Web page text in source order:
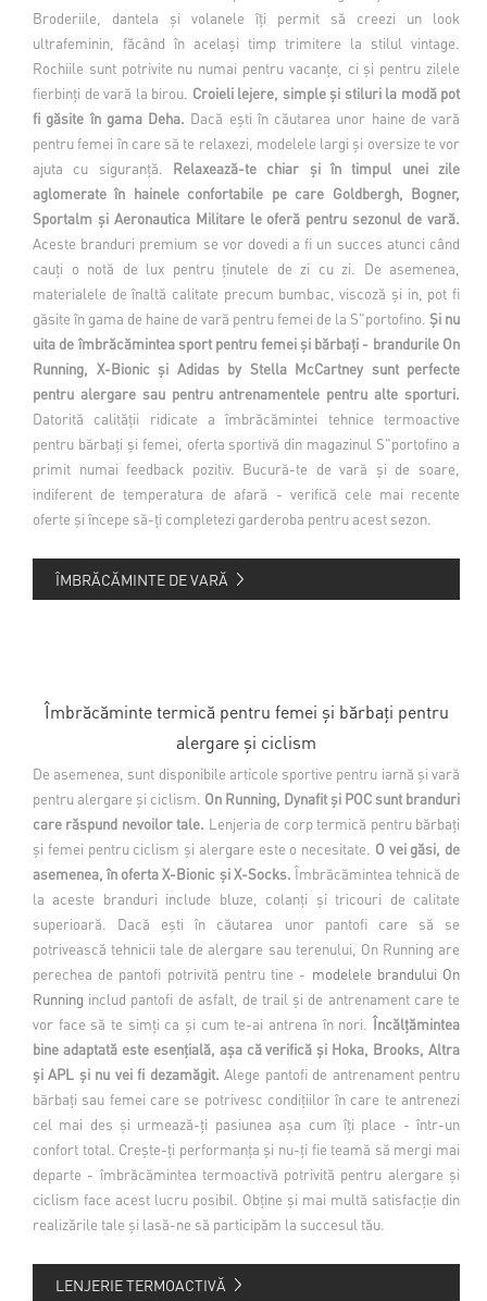
Broderiile, dantela și volanele îți permit să creezi un look
ultrafeminin, făcând în același timp trimitere la stilul vintage.
Rochiile sunt potrivite nu numai pentru vacanțe, ci și pentru zilele
fierbinți de vară la birou. Croieli lejere, simple și stiluri la modă pot
fi găsite în gama Deha. Dacă ești în căutarea unor haine de vară
pentru femei în care să te relaxezi, modelele largi și oversize te vor
ajuta cu siguranță. Relaxează-te chiar și în timpul unei zile
aglomerate în hainele confortabile pe care Goldbergh, Bogner,
Sportalm și Aeronautica Militare le oferă pentru sezonul de vară.
Aceste branduri premium se vor dovedi a fi un succes atunci când
cauți o notă de lux pentru ținutele de zi cu zi. De asemenea,
materialele de înaltă calitate precum bumbac, viscoză și in, pot fi
găsite în gama de haine de vară pentru femei de la S"portofino. Și nu
uita de îmbrăcămintea sport pentru femei și bărbați - brandurile On
Running, X-Bionic și Adidas by Stella McCartney sunt perfecte
pentru alergare sau pentru antrenamentele pentru alte sporturi.
Datorită calității ridicate a îmbrăcămintei tehnice termoactive
pentru bărbați și femei, oferta sportivă din magazinul S"portofino a
primit numai feedback pozitiv. Bucură-te de vară și de soare,
indiferent de temperatura de afară - verifică cele mai recente
oferte și începe să-ți completezi garderoba pentru acest sezon.
ÎMBRĂCĂMINTE DE VARĂ
Îmbrăcăminte termică pentru femei și bărbați pentru
alergare și ciclism
De asemenea, sunt disponibile articole sportive pentru iarnă și vară
pentru alergare și ciclism. On Running, Dynafit și POC sunt branduri
care răspund nevoilor tale. Lenjeria de corp termică pentru bărbați
și femei pentru ciclism și alergare este o necesitate. O vei găsi, de
asemenea, în oferta X-Bionic și X-Socks. Îmbrăcămintea tehnică de
la aceste branduri include bluze, colanți și tricouri de calitate
superioară. Dacă ești în căutarea unor pantofi care să se
potrivească tehnicii tale de alergare sau terenului, On Running are
perechea de pantofi potrivită pentru tine - modelele brandului On
Running includ pantofi de asfalt, de trail și de antrenament care te
vor face să te simți ca și cum te-ai antrena în nori. Încălțămintea
bine adaptată este esențială, așa că verifică și Hoka, Brooks, Altra
și APL și nu vei fi dezamăgit. Alege pantofi de antrenament pentru
bărbați sau femei care se potrivesc condițiilor în care te antrenezi
cel mai des și urmează-ți pasiunea așa cum îți place - într-un
confort total. Crește-ți performanța și nu-ți fie teamă să mergi mai
departe - îmbrăcămintea termoactivă potrivită pentru alergare și
ciclism face acest lucru posibil. Obține și mai multă satisfacție din
realizările tale și lasă-ne să participăm la succesul tău.
LENJERIE TERMOACTIVĂ